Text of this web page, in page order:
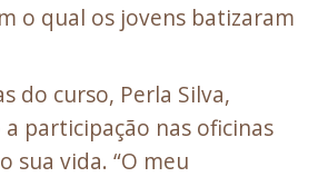
o qual os jovens batizaram
do curso, Perla Silva,
participação nas oficinas
sua vida. “O meu